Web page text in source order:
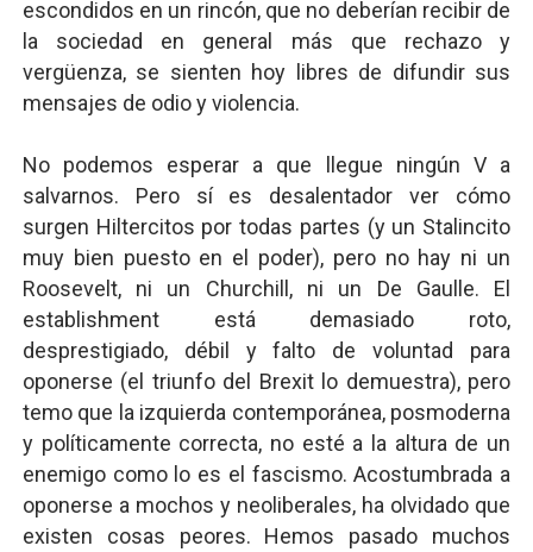
escondidos en un rincón, que no deberían recibir de
la sociedad en general más que rechazo y
vergüenza, se sienten hoy libres de difundir sus
mensajes de odio y violencia.
No podemos esperar a que llegue ningún V a
salvarnos. Pero sí es desalentador ver cómo
surgen Hiltercitos por todas partes (y un Stalincito
muy bien puesto en el poder), pero no hay ni un
Roosevelt, ni un Churchill, ni un De Gaulle. El
establishment está demasiado roto,
desprestigiado, débil y falto de voluntad para
oponerse (el triunfo del Brexit lo demuestra), pero
temo que la izquierda contemporánea, posmoderna
y políticamente correcta, no esté a la altura de un
enemigo como lo es el fascismo. Acostumbrada a
oponerse a mochos y neoliberales, ha olvidado que
existen cosas peores. Hemos pasado muchos